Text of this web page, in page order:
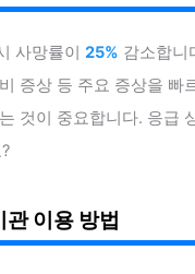
사망률이25% 감소합니
증상 등 주요 증상을 빠
것이 중요합니다. 응급
이용 방법